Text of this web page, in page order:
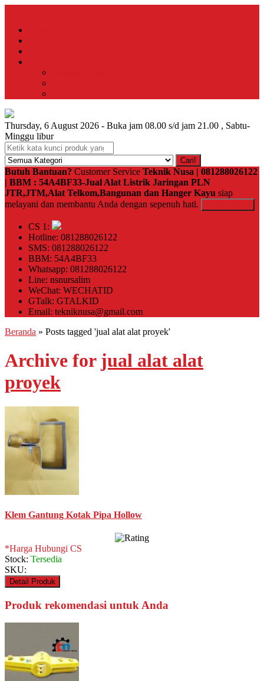
Thursday, 6 August 2026 - Buka jam 08.00 s/d jam 21.00 , Sabtu-
Minggu libur
Cari!
Butuh Bantuan? Customer Service Teknik Nusa | 081288026122
| BBM : 54A4BF33-Jual Alat Listrik Jaringan PLN
JTR,JTM,Alat Telkom,Bangunan dan Hanger Kayu siap
melayani dan membantu Anda dengan sepenuh hati.
CS 1:
Hotline: 081288026122
SMS: 081288026122
BBM: 54A4BF33
Whatsapp: 081288026122
Line: nsnursalim
WeChat: WECHATID
GTalk: GTALKID
Email: tekniknusa@gmail.com
Beranda » Posts tagged 'jual alat alat proyek'
Archive for jual alat alat
proyek
Klem Gantung Kotak Pipa Hollow
*Harga Hubungi CS
Stock: Tersedia
SKU:
Detail Produk
Produk rekomendasi untuk Anda